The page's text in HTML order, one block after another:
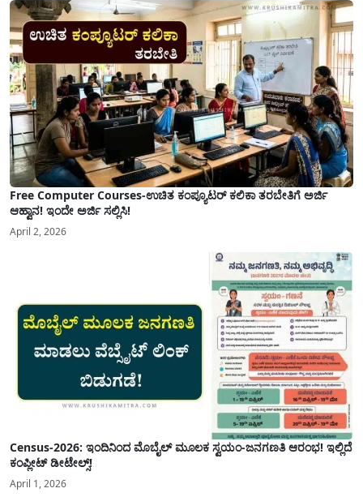
ಮತ್ತು ಕಲ್ಯಾಣ ಕರ್ನಾಟಕದ ಒಟ್ಟು 9 ಜಿಲ್ಲೆಗಳಲ್ಲಿ ಏಪ್ರಿಲ್...
Free Computer Courses-ಉಚಿತ ಕಂಪ್ಯೂಟರ್ ಕಲಿಕಾ ತರಬೇತಿಗೆ ಅರ್ಜಿ
ಆಹ್ವಾನ! ಇಂದೇ ಅರ್ಜಿ ಸಲ್ಲಿಸಿ!
April 2, 2026
Census-2026: ಇಂದಿನಿಂದ ಮೊಬೈಲ್ ಮೂಲಕ ಸ್ವಯಂ-ಜನಗಣತಿ ಆರಂಭ! ಇಲ್ಲಿದೆ
ಕಂಪ್ಲೀಟ್ ಡೀಟೇಲ್ಸ್!
April 1, 2026